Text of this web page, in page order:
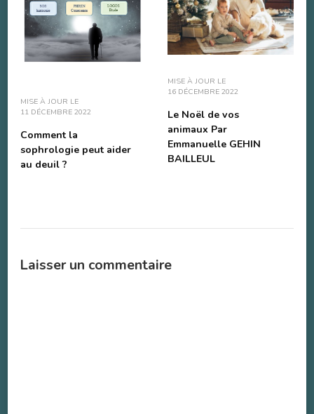
MISE À JOUR LE
11 DÉCEMBRE 2022
Comment la
sophrologie peut aider
au deuil ?
MISE À JOUR LE
16 DÉCEMBRE 2022
Le Noël de vos
animaux Par
Emmanuelle GEHIN
BAILLEUL
Laisser un commentaire